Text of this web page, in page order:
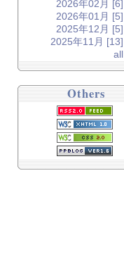
2026年02月 [6]
2026年01月 [5]
2025年12月 [5]
2025年11月 [13]
all
Others